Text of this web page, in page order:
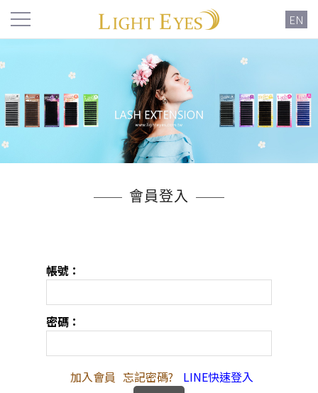
EN
會員登入
帳號：
密碼：
加入會員 忘記密碼? LINE快速登入